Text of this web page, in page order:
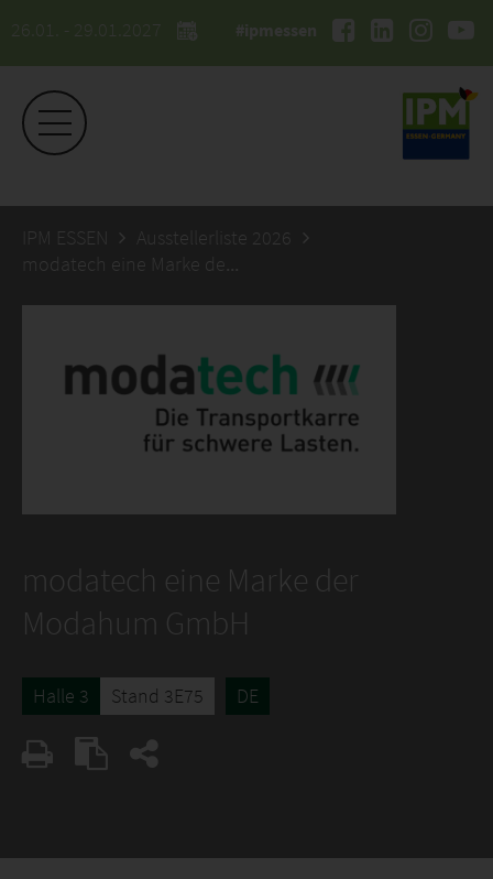
26.01. - 29.01.2027 #ipmessen
IPM ESSEN
Ausstellerliste 2026
modatech eine Marke der Modahum GmbH
modatech eine Marke der
Modahum GmbH
Halle 3 Stand 3E75 DE